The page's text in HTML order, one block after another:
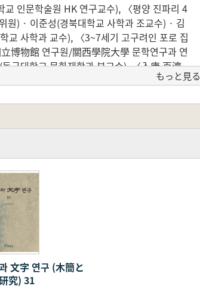
교 인문학술원 HK 연구교수), 〈평양 진파리 4
) · 이준성(경북대학교 사학과 조교수) · 김
교 사학과 교수), 〈3~7세기 고구려인 포로 집
博物館 연구원/關西學院大學 문학연구과 연
국대학교 문화재학과 부교수), 〈入唐 百濟
육과 강사), 〈신라의 군사 관련 令 조문 복원 -
으로〉 정현숙(원광대학교 연구교수)의 글을
하여〉 小宮秀陵 (獨協大學 言語文化學科 准
もっと見る
文字 연구 (木簡と
究) 31